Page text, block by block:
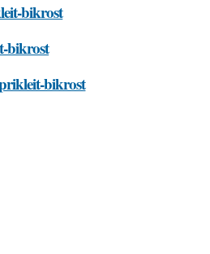
bikrost
bikrost
bikrost